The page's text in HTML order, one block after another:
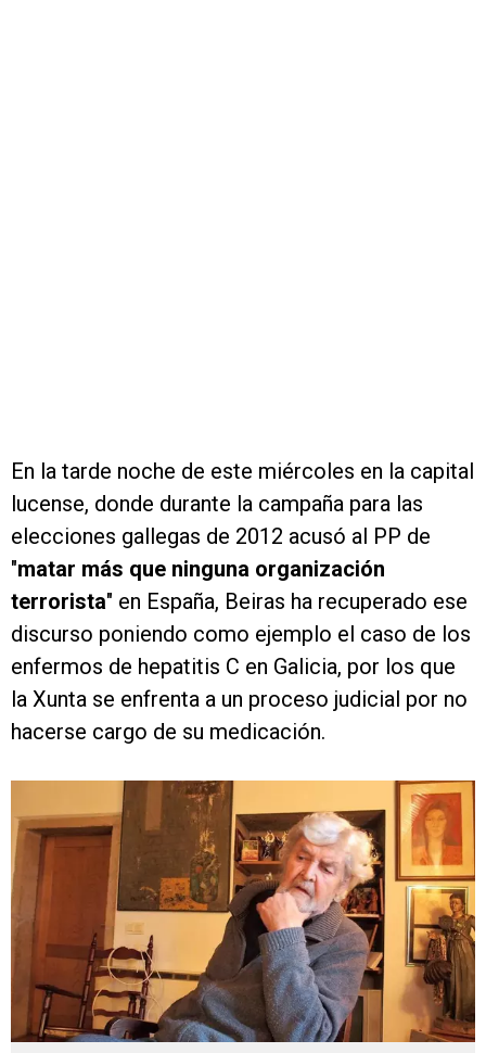
En la tarde noche de este miércoles en la capital
lucense, donde durante la campaña para las
elecciones gallegas de 2012 acusó al PP de
"matar más que ninguna organización
terrorista" en España, Beiras ha recuperado ese
discurso poniendo como ejemplo el caso de los
enfermos de hepatitis C en Galicia, por los que
la Xunta se enfrenta a un proceso judicial por no
hacerse cargo de su medicación.